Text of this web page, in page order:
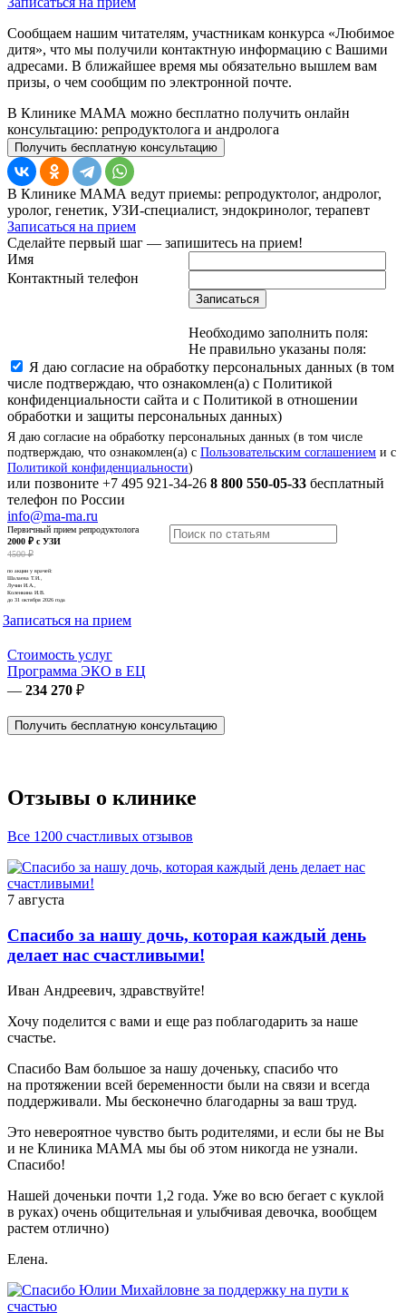
Сообщаем нашим читателям, участникам конкурса «Любимое
дитя», что мы получили контактную информацию с Вашими
адресами. В ближайшее время мы обязательно вышлем вам
призы, о чем сообщим по электронной почте.
В Клинике МАМА можно бесплатно получить онлайн
консультацию: репродуктолога и андролога
Получить бесплатную консультацию
В Клинике МАМА ведут приемы: репродуктолог, андролог,
уролог, генетик, УЗИ-специалист, эндокринолог, терапевт
Записаться на прием
Сделайте первый шаг — запишитесь на прием!
Имя
Контактный телефон
Записаться
Необходимо заполнить поля:
Не правильно указаны поля:
Я даю согласие на обработку персональных данных (в том
числе подтверждаю, что ознакомлен(а) с Политикой
конфиденциальности сайта и с Политикой в отношении
обработки и защиты персональных данных)
Я даю согласие на обработку персональных данных (в том числе
подтверждаю, что ознакомлен(а) с Пользовательским соглашением и с
Политикой конфиденциальности)
или позвоните +7 495 921-34-26 8 800 550-05-33 бесплатный
телефон по России
info@ma-ma.ru
Первичный прием репродуктолога
2000 ₽ с УЗИ
4500 ₽
по акции у врачей:
Шалаева Т.И.,
Лучин И.А.,
Коленкина И.В.
до 31 октября 2026 года
Записаться на прием
Стоимость услуг
Программа ЭКО в ЕЦ
— 234 270 ₽
Получить бесплатную консультацию
Отзывы о клинике
Все 1200 счастливых отзывов
7 августа
Спасибо за нашу дочь, которая каждый день
делает нас счастливыми!
Иван Андреевич, здравствуйте!
Хочу поделится с вами и еще раз поблагодарить за наше
счастье.
Спасибо Вам большое за нашу доченьку, спасибо что
на протяжении всей беременности были на связи и всегда
поддерживали. Мы бесконечно благодарны за ваш труд.
Это невероятное чувство быть родителями, и если бы не Вы
и не Клиника МАМА мы бы об этом никогда не узнали.
Спасибо!
Нашей доченьки почти 1,2 года. Уже во всю бегает с куклой
в руках) очень общительная и улыбчивая девочка, вообщем
растем отлично)
Елена.